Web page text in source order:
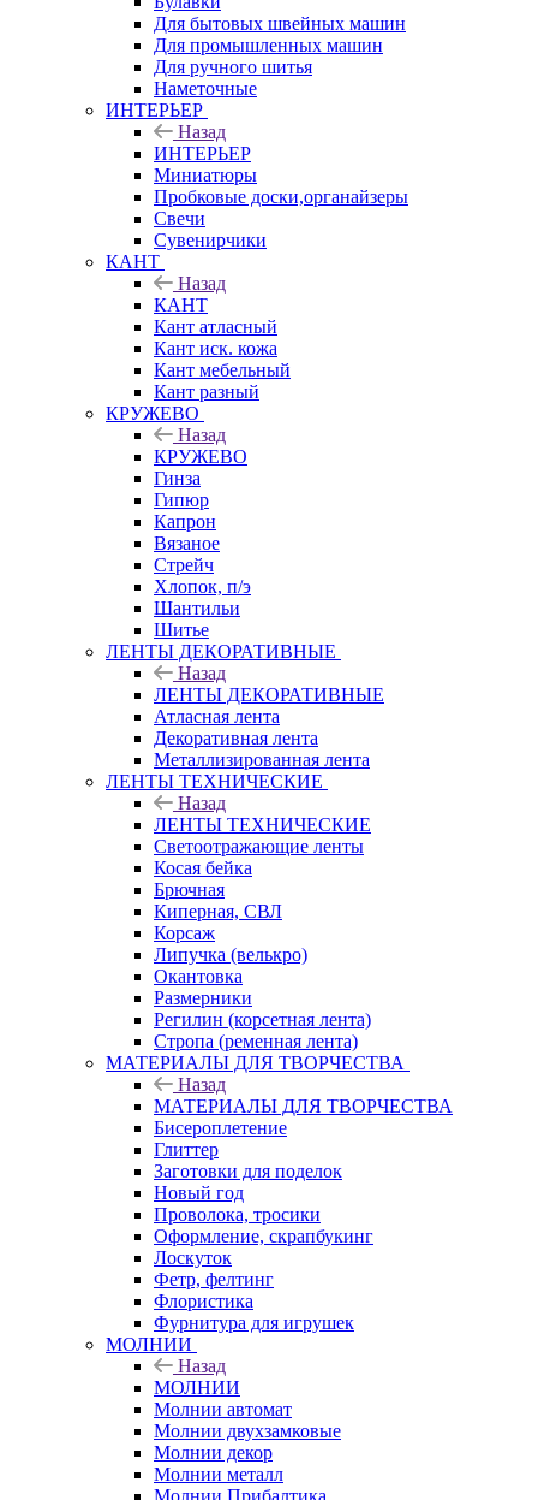
Для бытовых швейных машин
Для промышленных машин
Для ручного шитья
Наметочные
ИНТЕРЬЕР
Назад
ИНТЕРЬЕР
Миниатюры
Пробковые доски,органайзеры
Свечи
Сувенирчики
КАНТ
Назад
КАНТ
Кант атласный
Кант иск. кожа
Кант мебельный
Кант разный
КРУЖЕВО
Назад
КРУЖЕВО
Гинза
Гипюр
Капрон
Вязаное
Стрейч
Хлопок, п/э
Шантильи
Шитье
ЛЕНТЫ ДЕКОРАТИВНЫЕ
Назад
ЛЕНТЫ ДЕКОРАТИВНЫЕ
Атласная лента
Декоративная лента
Металлизированная лента
ЛЕНТЫ ТЕХНИЧЕСКИЕ
Назад
ЛЕНТЫ ТЕХНИЧЕСКИЕ
Светоотражающие ленты
Косая бейка
Брючная
Киперная, СВЛ
Корсаж
Липучка (велькро)
Окантовка
Размерники
Регилин (корсетная лента)
Стропа (ременная лента)
МАТЕРИАЛЫ ДЛЯ ТВОРЧЕСТВА
Назад
МАТЕРИАЛЫ ДЛЯ ТВОРЧЕСТВА
Бисероплетение
Глиттер
Заготовки для поделок
Новый год
Проволока, тросики
Оформление, скрапбукинг
Лоскуток
Фетр, фелтинг
Флористика
Фурнитура для игрушек
МОЛНИИ
Назад
МОЛНИИ
Молнии автомат
Молнии двухзамковые
Молнии декор
Молнии металл
Молнии Прибалтика